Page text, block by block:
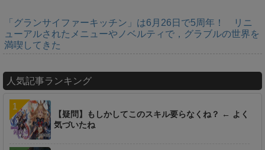
「グランサイファーキッチン」は6月26日で5周年！ リニ
ューアルされたメニューやノベルティで，グラブルの世界を
満喫してきた
人気記事ランキング
【疑問】もしかしてこのスキル要らなくね？ ← よく
気づいたね